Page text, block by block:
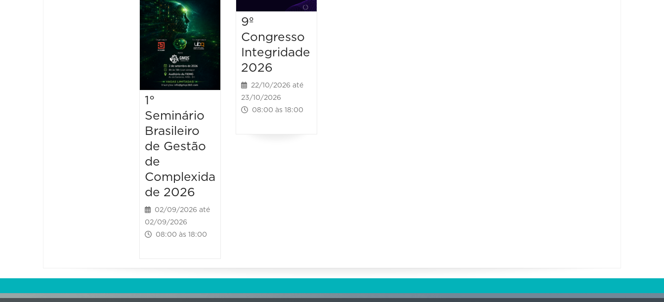
1°
Seminário
Brasileiro
de Gestão
de
Complexida
de 2026
02/09/2026 até
02/09/2026
08:00 às 18:00
9º
Congresso
Integridade
2026
22/10/2026 até
23/10/2026
08:00 às 18:00